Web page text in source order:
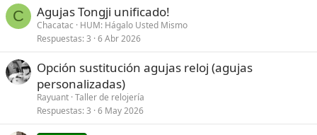
C Agujas Tongji unificado!
Chacatac
HUM: Hágalo Usted Mismo
Respuestas 3 6 Abr 2026
Opción sustitución agujas reloj (agujas
personalizadas)
Rayuant Taller de relojería
Respuestas 3 6 May 2026